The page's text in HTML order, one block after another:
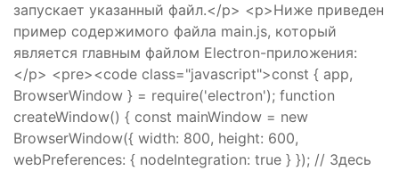
запускает указанный файл.</p> <p>Ниже приведен
пример содержимого файла main.js, который
является главным файлом Electron-приложения:
</p> <pre><code class="javascript">const { app,
BrowserWindow } = require('electron'); function
createWindow() { const mainWindow = new
BrowserWindow({ width: 800, height: 600,
webPreferences: { nodeIntegration: true } }); // Здесь